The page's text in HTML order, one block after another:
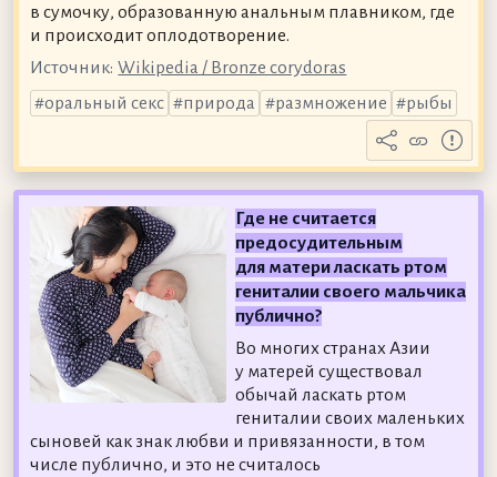
в сумочку, образованную анальным плавником, где
и происходит оплодотворение.
Источник: Wikipedia / Bronze corydoras
оральный секс
природа размножение рыбы
Где не считается
предосудительным
для матери ласкать ртом
гениталии своего мальчика
публично?
Во многих странах Азии
у матерей существовал
обычай ласкать ртом
гениталии своих маленьких
сыновей как знак любви и привязанности, в том
числе публично, и это не считалось